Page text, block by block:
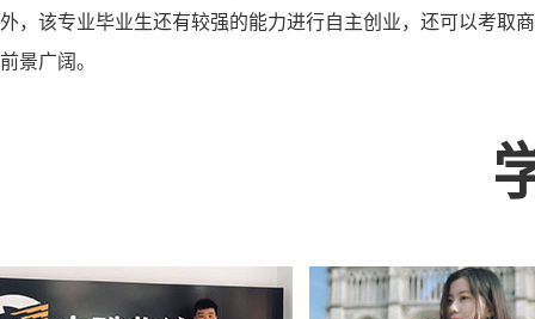
外，该专业毕业生还有较强的能力进行自主创业，还可以考取
前景广阔。